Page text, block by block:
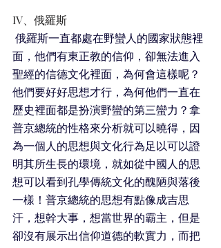
IV、俄羅斯
俄羅斯一直都處在野蠻人的國家狀態裡
面，他們有東正教的信仰，卻無法進入
聖經的信德文化裡面，為何會這樣呢？
他們要好好思想才行，為何他們一直在
歷史裡面都是扮演野蠻的第三蠻力？拿
普京總統的性格來分析就可以曉得，因
為一個人的思想與文化行為足以可以證
明其所生長的環境，就如從中國人的思
想可以看到孔學傳統文化的醜陋與落後
一樣！普京總統的思想有點像成吉思
汗，想幹大事，想當世界的霸主，但是
卻沒有展示出信仰道德的軟實力，而把